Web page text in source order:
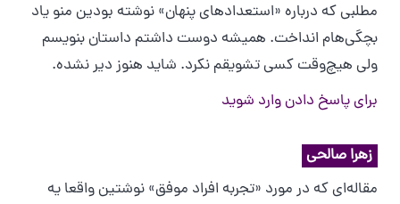
مطلبی که درباره «استعدادهای پنهان» نوشته بودین منو یاد
بچگی‌هام انداخت. همیشه دوست داشتم داستان بنویسم
ولی هیچ‌وقت کسی تشویقم نکرد. شاید هنوز دیر نشده.
برای پاسخ دادن وارد شوید
زهرا صالحی
مقاله‌ای که در مورد «تجربه افراد موفق» نوشتین واقعا یه